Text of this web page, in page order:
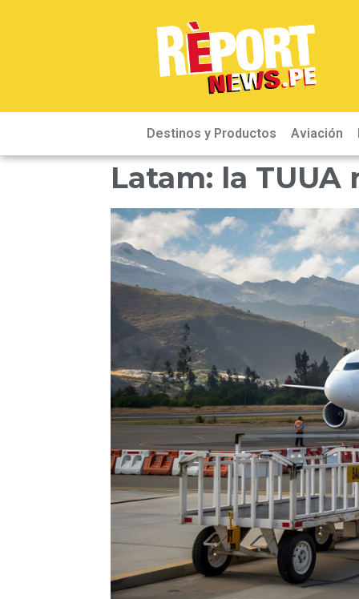
Destinos y Productos Aviación
Latam: la